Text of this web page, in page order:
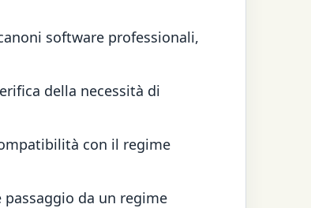
software professionali,
della necessità di
con il regime
da un regime